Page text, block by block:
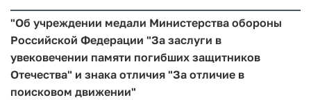
"Об учреждении медали Министерства обороны
Российской Федерации "За заслуги в
увековечении памяти погибших защитников
Отечества" и знака отличия "За отличие в
поисковом движении"